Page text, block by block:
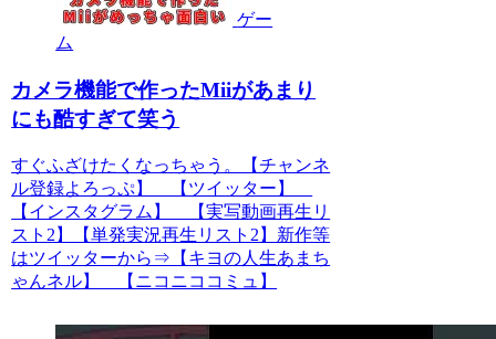
ゲー
ム
カメラ機能で作ったMiiがあまり
にも酷すぎて笑う
すぐふざけたくなっちゃう。【チャンネ
ル登録よろっぷ】 【ツイッター】
【インスタグラム】 【実写動画再生リ
スト2】【単発実況再生リスト2】新作等
はツイッターから⇒【キヨの人生あまち
ゃんネル】 【ニコニココミュ】